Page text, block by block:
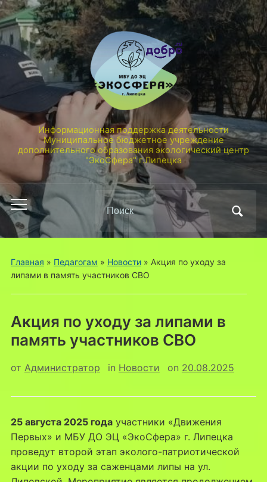
Информационная поддержка деятельности
Муниципальное бюджетное учреждение
дополнительного образования экологический центр
"ЭкоСфера" г.Липецка
Переключить
мобильное
меню
Поиск
по:
Главная » Педагогам » Новости» Акция по уходу за
липами в память участников СВО
Акция по уходу за липами в
память участников СВО
от Администратор in Новости on 20.08.2025
25 августа 2025 годаучастники «Движения
Первых» и МБУ ДО ЭЦ «ЭкоСфера» г. Липецка
проведут второй этап эколого-патриотической
акции по уходу за саженцами липы на ул.